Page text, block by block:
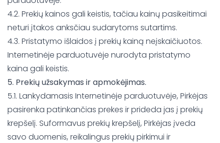
4.2. Prekių kainos gali keistis, tačiau kainų pasikeitimai
neturi įtakos anksčiau sudarytoms sutartims.
4.3. Pristatymo išlaidos į prekių kainą neįskaičiuotos.
Internetinėje parduotuvėje nurodyta pristatymo
kaina gali keistis.
5. Prekių užsakymas ir apmokėjimas.
5.1. Lankydamasis Internetinėje parduotuvėje, Pirkėjas
pasirenka patinkančias prekes ir prideda jas į prekių
krepšelį. Suformavus prekių krepšelį, Pirkėjas įveda
savo duomenis, reikalingus prekių pirkimui ir